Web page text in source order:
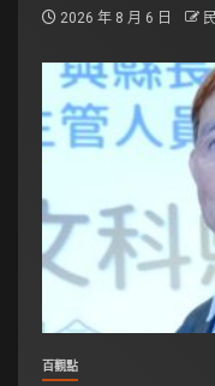
2026 年 8 月 6 日
百觀點